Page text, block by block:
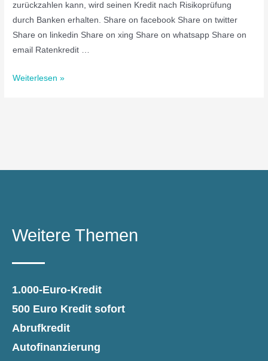
zurückzahlen kann, wird seinen Kredit nach Risikoprüfung
durch Banken erhalten. Share on facebook Share on twitter
Share on linkedin Share on xing Share on whatsapp Share on
email Ratenkredit …
Weiterlesen »
Weitere Themen
1.000-Euro-Kredit
500 Euro Kredit sofort
Abrufkredit
Autofinanzierung